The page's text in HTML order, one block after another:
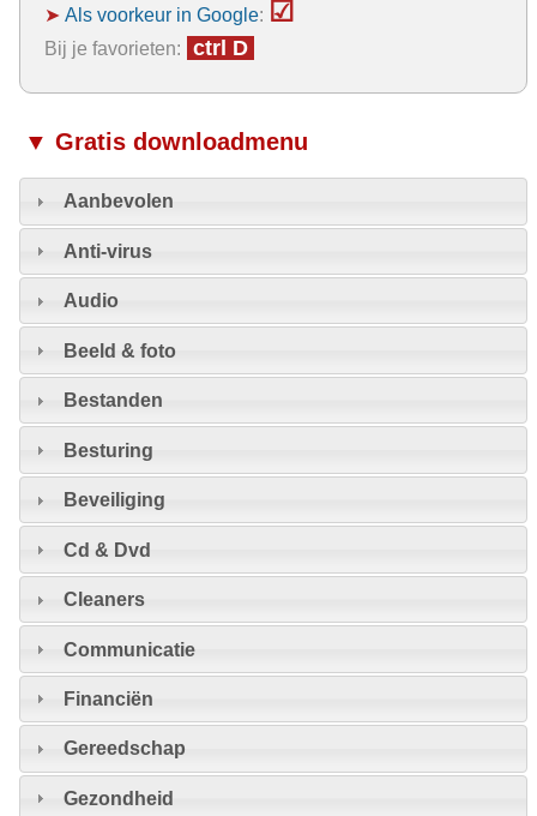
➤ Als voorkeur in Google: ☑
Bij je favorieten: ctrl D
▼ Gratis downloadmenu
Aanbevolen
Anti-virus
Audio
Beeld & foto
Bestanden
Besturing
Beveiliging
Cd & Dvd
Cleaners
Communicatie
Financiën
Gereedschap
Gezondheid